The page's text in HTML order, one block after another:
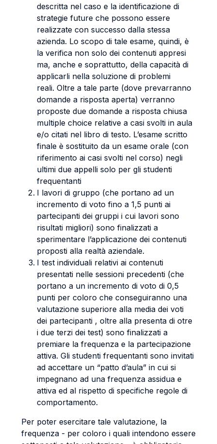
descritta nel caso e la identificazione di
strategie future che possono essere
realizzate con successo dalla stessa
azienda. Lo scopo di tale esame, quindi, è
la verifica non solo dei contenuti appresi
ma, anche e soprattutto, della capacità di
applicarli nella soluzione di problemi
reali. Oltre a tale parte (dove prevarranno
domande a risposta aperta) verranno
proposte due domande a risposta chiusa
multiple choice relative a casi svolti in aula
e/o citati nel libro di testo. L’esame scritto
finale è sostituito da un esame orale (con
riferimento ai casi svolti nel corso) negli
ultimi due appelli solo per gli studenti
frequentanti
I lavori di gruppo (che portano ad un
incremento di voto fino a 1,5 punti ai
partecipanti dei gruppi i cui lavori sono
risultati migliori) sono finalizzati a
sperimentare l’applicazione dei contenuti
proposti alla realtà aziendale.
I test individuali relativi ai contenuti
presentati nelle sessioni precedenti (che
portano a un incremento di voto di 0,5
punti per coloro che conseguiranno una
valutazione superiore alla media dei voti
dei partecipanti , oltre alla presenta di otre
i due terzi dei test) sono finalizzati a
premiare la frequenza e la partecipazione
attiva. Gli studenti frequentanti sono invitati
ad accettare un “patto d’aula” in cui si
impegnano ad una frequenza assidua e
attiva ed al rispetto di specifiche regole di
comportamento.
Per poter esercitare tale valutazione, la
frequenza - per coloro i quali intendono essere